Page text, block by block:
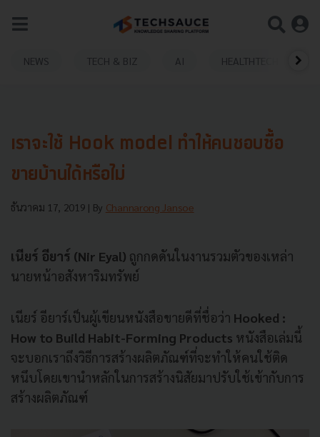
NEWS TECH & BIZ AI HEALTHTECH
เราจะใช้ Hook model ทำให้คนชอบซื้อ
ขายบ้านได้หรือไม่
ธันวาคม 17, 2019 | By Channarong Jansoe
เนียร์ อียาร์ (Nir Eyal) ถูกกดดันในงานรวมตัวของเหล่า
นายหน้าอสังหาริมทรัพย์
เนียร์ อียาร์เป็นผู้เขียนหนังสือขายดีที่ชื่อว่า Hooked :
How to Build Habit-Forming Products หนังสือเล่มนี้
จะบอกเราถึงวิธีการสร้างผลิตภัณฑ์ที่จะทำให้คนใช้ติด
หนึบโดยเขานำหลักในการสร้างนิสัยมาปรับใช้เข้ากับการ
สร้างผลิตภัณฑ์